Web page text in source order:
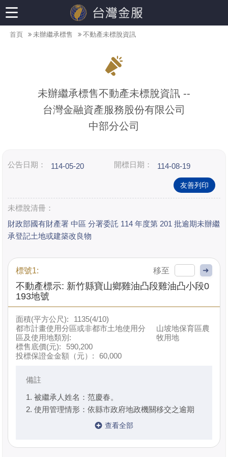
首頁 未辦繼承標售 不動產未標脫資訊
未辦繼承標售不動產未標脫資訊 --
台灣金融資產服務股份有限公司
中部分公司
公告日期： 114-05-20 開標日期： 114-08-19
友善列印
未標脫清冊：
財政部國有財產署 中區 分署委託 114 年度第 201 批逾期未辦繼
承登記土地或建築改良物
標號1:
不動產標示: 新竹縣寶山鄉雞油凸段雞油凸小段0
193地號
➜
面積(平方公尺):
1135(4/10)
都市計畫使用分區或非都市土地使用分
區及使用地類別:
山坡地保育區農
牧用地
標售底價(元):
590,200
投標保證金金額（元）:
60,000
備註
1. 被繼承人姓名：范慶春。
2. 使用管理情形：依縣市政府地政機關移交之逾期
未辦繼承登記土地及建物列冊管理單無繼承人、合法
3. 本案土地上如有未辦保存登記建物，非屬依土地